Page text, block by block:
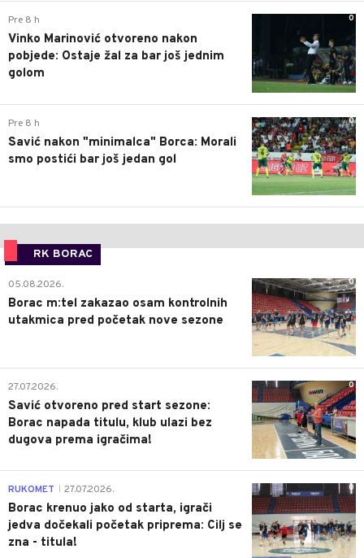
0
Pre 8 h
Vinko Marinović otvoreno nakon
pobjede: Ostaje žal za bar još jednim
golom
0
Pre 8 h
Savić nakon "minimalca" Borca: Morali
smo postići bar još jedan gol
RK BORAC
0
05.08.2026.
Borac m:tel zakazao osam kontrolnih
utakmica pred početak nove sezone
0
27.07.2026.
Savić otvoreno pred start sezone:
Borac napada titulu, klub ulazi bez
dugova prema igračima!
0
RUKOMET 27.07.2026.
Borac krenuo jako od starta, igrači
jedva dočekali početak priprema: Cilj se
zna - titula!